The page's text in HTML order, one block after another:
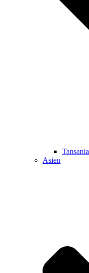
Tansania
Asien